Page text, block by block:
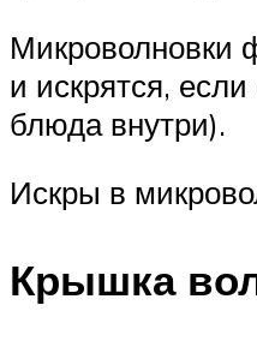
Микроволновки
и искрятся,
блюда внутри).
Искры в
Крышка